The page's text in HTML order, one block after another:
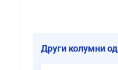
Други колумни од